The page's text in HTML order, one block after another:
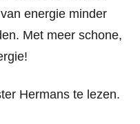
energie minder
Met meer schone,
Hermans te lezen.